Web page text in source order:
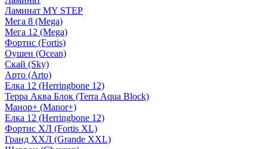
Ламинат MY STEP
Мега 8 (Mega)
Мега 12 (Mega)
Фортис (Fortis)
Оушен (Ocean)
Скай (Sky)
Арто (Arto)
Елка 12 (Herringbone 12)
Терра Аква Блок (Terra Aqua Block)
Манор+ (Manor+)
Елка 12 (Herringbone 12)
Фортис ХЛ (Fortis XL)
Гранд ХХЛ (Grande XXL)